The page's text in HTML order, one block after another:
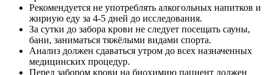
Рекомендуется не употреблять алкогольных напитков и
жирную еду за 4-5 дней до исследования.
За сутки до забора крови не следует посещать сауны,
бани, заниматься тяжёлыми видами спорта.
Анализ должен сдаваться утром до всех назначенных
медицинских процедур.
Перед забором крови на биохимию пациент должен